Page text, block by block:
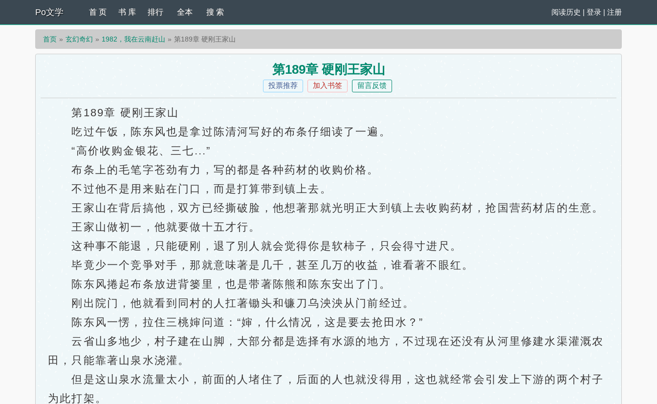
Po文学 阅读历史 | 登录 | 注册
首 页 书 库 排行 全本 搜 索
首页 玄幻奇幻 1982，我在云南赶山 第189章 硬刚王家山
第189章 硬刚王家山
投票推荐 加入书签 留言反馈
第189章 硬刚王家山
吃过午饭，陈东风也是拿过陈清河写好的布条仔细读了一遍。
“高价收购金银花、三七...”
布条上的毛笔字苍劲有力，写的都是各种药材的收购价格。
不过他不是用来贴在门口，而是打算带到镇上去。
王家山在背后搞他，双方已经撕破脸，他想著那就光明正大到镇上去收购药材，抢国营药材店的生意。
王家山做初一，他就要做十五才行。
这种事不能退，只能硬刚，退了別人就会觉得你是软柿子，只会得寸进尺。
毕竟少一个竞爭对手，那就意味著是几千，甚至几万的收益，谁看著不眼红。
陈东风捲起布条放进背篓里，也是带著陈熊和陈东安出了门。
刚出院门，他就看到同村的人扛著锄头和镰刀乌泱泱从门前经过。
陈东风一愣，拉住三桃婶问道：“婶，什么情况，这是要去抢田水？”
云省山多地少，村子建在山脚，大部分都是选择有水源的地方，不过现在还没有从河里修建水渠灌溉农
田，只能靠著山泉水浇灌。
但是这山泉水流量太小，前面的人堵住了，后面的人也就没得用，这也就经常会引发上下游的两个村子
为此打架。